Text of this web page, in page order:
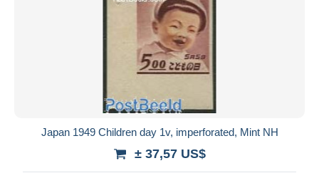
Japan 1949 Children day 1v, imperforated, Mint NH
± 37,57 US$